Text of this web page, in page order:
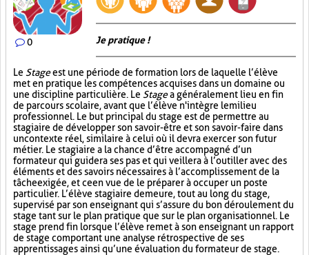
0 Je pratique !
Le Stageest une période de formation lors de laquelle l’élève
met en pratique les compétences acquises dans un domaine ou
une discipline particulière. Le Stagea généralement lieu en fin
de parcours scolaire, avant que l’élève n'intègre le milieu
professionnel. Le but principal du stage est de permettre au
stagiaire de développer son savoir-être et son savoir-faire dans
un contexte réel, similaire à celui où il devra exercer son futur
métier. Le stagiaire a la chance d’être accompagné d’un
formateur qui guidera ses pas et qui veillera à l’outiller avec des
éléments et des savoirs nécessaires à l’accomplissement de la
tâche exigée, et ce en vue de le préparer à occuper un poste
particulier. L’élève stagiaire demeure, tout au long du stage,
supervisé par son enseignant qui s’assure du bon déroulement du
stage tant sur le plan pratique que sur le plan organisationnel. Le
stage prend fin lorsque l’élève remet à son enseignant un rapport
de stage comportant une analyse rétrospective de ses
apprentissages ainsi qu’une évaluation du formateur de stage.